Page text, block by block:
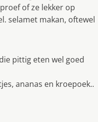
of ze lekker op
selamet makan, oftewel
pittig eten wel goed
ananas en kroepoek..